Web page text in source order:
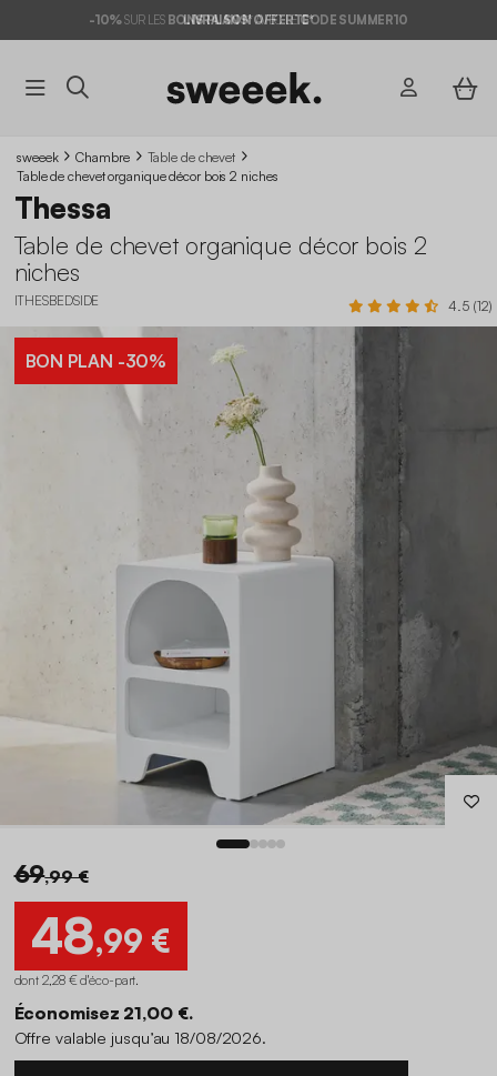
-10%SUR LES BONS PLANS*AVEC LECODE SUMMER10
LIVRAISON OFFERTE*
sweeek Chambre
Table de chevet
Table de chevet organique décor bois 2 niches
Thessa
Table de chevet organique décor bois 2
niches
ITHESBEDSIDE 4.5 (12)
BON PLAN -30%
69,99 €
48,99 €
dont 2,28 € d'éco-part.
Économisez 21,00 €.
Offre valable jusqu’au 18/08/2026.